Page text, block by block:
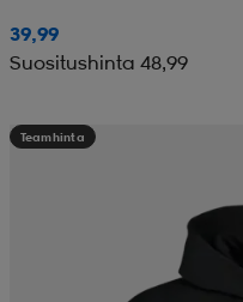
39,99
Suositushinta 48,99
Teamhinta